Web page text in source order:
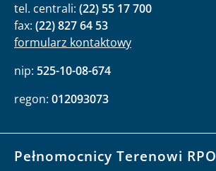
tel. centrali: (22) 55 17 700
fax: (22) 827 64 53
formularz kontaktowy
nip: 525-10-08-674
regon: 012093073
Pełnomocnicy Terenowi RPO